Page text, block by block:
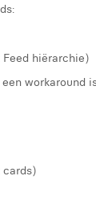
hiërarchie)
workaround
cards)